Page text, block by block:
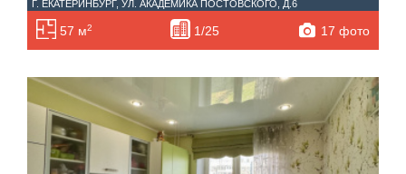
Г. ЕКАТЕРИНБУРГ, УЛ. АКАДЕМИКА ПОСТОВСКОГО, Д.6
57 м2 1/25 17 фото